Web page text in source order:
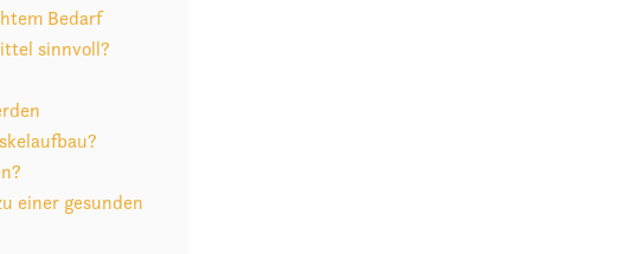
Bedarf
sinnvoll?
einer gesunden